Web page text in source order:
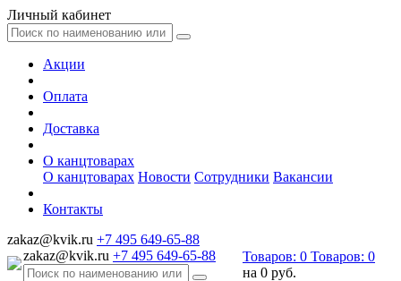
Личный кабинет
Акции
Оплата
Доставка
О канцтоварах
О канцтоварах Новости Сотрудники Вакансии
Контакты
zakaz@kvik.ru +7 495 649-65-88
zakaz@kvik.ru +7 495 649-65-88 Товаров: 0 Товаров: 0
на 0 руб.